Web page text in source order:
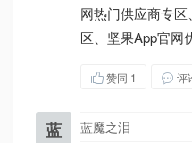
网热门供应商专
区、坚果App官网
赞同 1 评
蓝 蓝魔之泪